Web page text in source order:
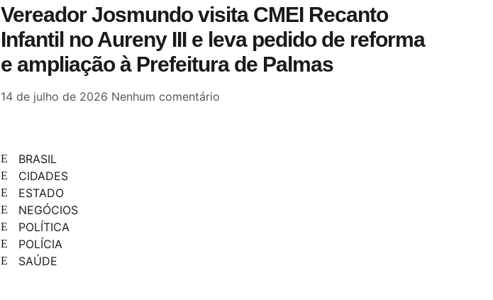
Vereador Josmundo visita CMEI Recanto
Infantil no Aureny III e leva pedido de reforma
e ampliação à Prefeitura de Palmas
14 de julho de 2026 Nenhum comentário
BRASIL
CIDADES
ESTADO
NEGÓCIOS
POLÍTICA
POLÍCIA
SAÚDE